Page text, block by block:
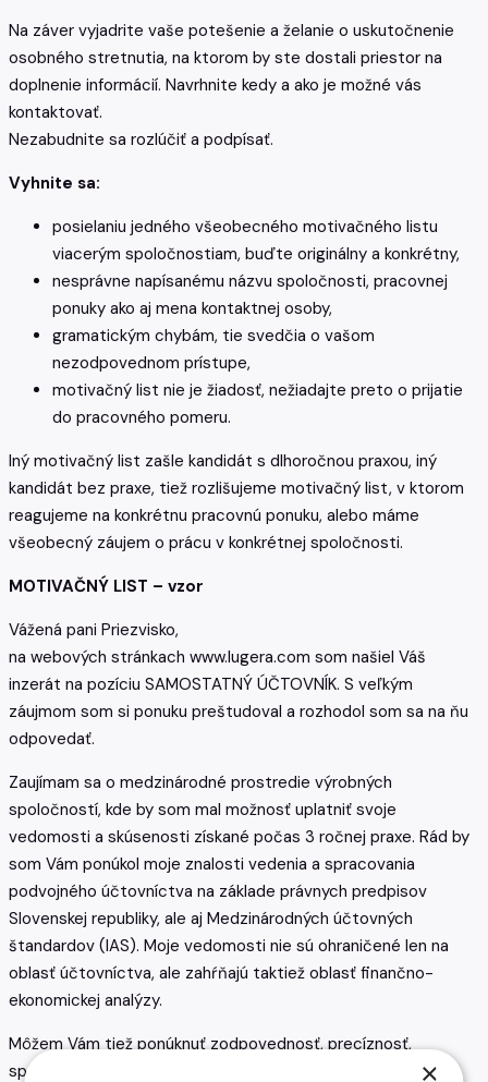
Na záver vyjadrite vaše potešenie a želanie o uskutočnenie
osobného stretnutia, na ktorom by ste dostali priestor na
doplnenie informácií. Navrhnite kedy a ako je možné vás
kontaktovať.
Nezabudnite sa rozlúčiť a podpísať.
Vyhnite sa:
posielaniu jedného všeobecného motivačného listu
viacerým spoločnostiam, buďte originálny a konkrétny,
nesprávne napísanému názvu spoločnosti, pracovnej
ponuky ako aj mena kontaktnej osoby,
gramatickým chybám, tie svedčia o vašom
nezodpovednom prístupe,
motivačný list nie je žiadosť, nežiadajte preto o prijatie
do pracovného pomeru.
Iný motivačný list zašle kandidát s dlhoročnou praxou, iný
kandidát bez praxe, tiež rozlišujeme motivačný list, v ktorom
reagujeme na konkrétnu pracovnú ponuku, alebo máme
všeobecný záujem o prácu v konkrétnej spoločnosti.
MOTIVAČNÝ LIST – vzor
Vážená pani Priezvisko,
na webových stránkach www.lugera.com som našiel Váš
inzerát na pozíciu SAMOSTATNÝ ÚČTOVNÍK. S veľkým
záujmom som si ponuku preštudoval a rozhodol som sa na ňu
odpovedať.
Zaujímam sa o medzinárodné prostredie výrobných
spoločností, kde by som mal možnosť uplatniť svoje
vedomosti a skúsenosti získané počas 3 ročnej praxe. Rád by
som Vám ponúkol moje znalosti vedenia a spracovania
podvojného účtovníctva na základe právnych predpisov
Slovenskej republiky, ale aj Medzinárodných účtovných
štandardov (IAS). Moje vedomosti nie sú ohraničené len na
oblasť účtovníctva, ale zahŕňajú taktiež oblasť finančno-
ekonomickej analýzy.
Môžem Vám tiež ponúknuť zodpovednosť, precíznosť,
spoľahlivosť a samostatnosť v rozhodovaní. Anglický jazyk
×